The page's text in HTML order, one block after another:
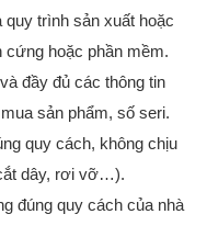
quy trình sản xuất hoặc
cứng hoặc phần mềm.
đầy đủ các thông tin
sản phẩm, số seri.
quy cách, không chịu
dây, rơi vỡ…).
đúng quy cách của nhà